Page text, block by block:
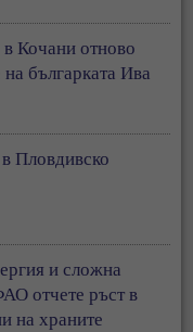
Кочани отново
българката Ива
Пловдивско
и сложна
отчете ръст в
на храните